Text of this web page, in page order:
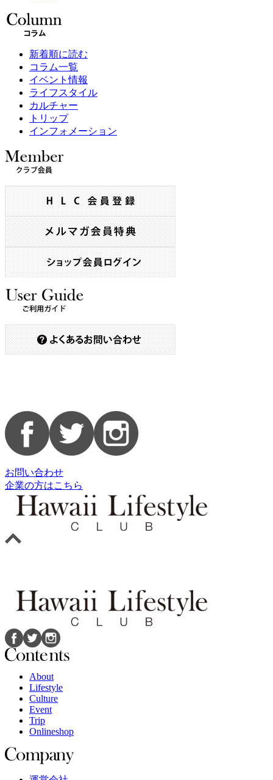
新着順に読む
コラム一覧
イベント情報
ライフスタイル
カルチャー
トリップ
インフォメーション
お問い合わせ
企業の方はこちら
About
Lifestyle
Culture
Event
Trip
Onlineshop